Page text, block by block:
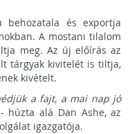
behozatala és exportja
A mostani tilalom
meg. Az új előírás az
tárgyak kivitelét is tiltja,
kivételt.
a fajt, a mai nap jó
húzta alá Dan Ashe, az
igazgatója.